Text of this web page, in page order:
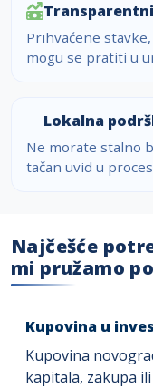
Prihvaćene
mogu se pratiti u
Lokalna
Ne morate stalno
tačan uvid u
Najčešće
mi pružamo
Kupovina u
Kupovina
kapitala, zakupa